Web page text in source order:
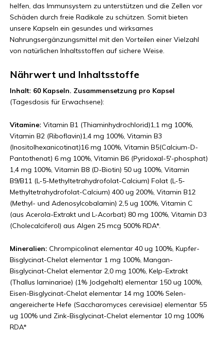
helfen, das Immunsystem zu unterstützen und die Zellen vor
Schäden durch freie Radikale zu schützen. Somit bieten
unsere Kapseln ein gesundes und wirksames
Nahrungsergänzungsmittel mit den Vorteilen einer Vielzahl
von natürlichen Inhaltsstoffen auf sichere Weise.
Nährwert und Inhaltsstoffe
Inhalt: 60 Kapseln. Zusammensetzung pro Kapsel
(Tagesdosis für Erwachsene):
Vitamine: Vitamin B1 (Thiaminhydrochlorid)1,1 mg 100%,
Vitamin B2 (Riboflavin)1,4 mg 100%, Vitamin B3
(Inositolhexanicotinat)16 mg 100%, Vitamin B5(Calcium-D-
Pantothenat) 6 mg 100%, Vitamin B6 (Pyridoxal-5'-phosphat)
1,4 mg 100%, Vitamin B8 (D-Biotin) 50 ug 100%, Vitamin
B9/B11 (L-5-Methyltetrahydrofolat-Calcium) Folat (L-5-
Methyltetrahydrofolat-Calcium) 400 ug 200%, Vitamin B12
(Methyl- und Adenosylcobalamin) 2,5 ug 100%, Vitamin C
(aus Acerola-Extrakt und L-Acorbat) 80 mg 100%, Vitamin D3
(Cholecalciferol) aus Algen 25 mcg 500% RDA*.
Mineralien: Chrompicolinat elementar 40 ug 100%, Kupfer-
Bisglycinat-Chelat elementar 1 mg 100%, Mangan-
Bisglycinat-Chelat elementar 2,0 mg 100%, Kelp-Extrakt
(Thallus laminariae) (1% Jodgehalt) elementar 150 ug 100%,
Eisen-Bisglycinat-Chelat elementar 14 mg 100% Selen-
angereicherte Hefe (Saccharomyces cerevisiae) elementar 55
ug 100% und Zink-Bisglycinat-Chelat elementar 10 mg 100%
RDA*